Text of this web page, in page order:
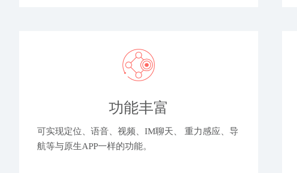
功能丰富
可实现定位、语音、视频、IM聊天、 重力感应、导
航等与原生APP一样的功能。